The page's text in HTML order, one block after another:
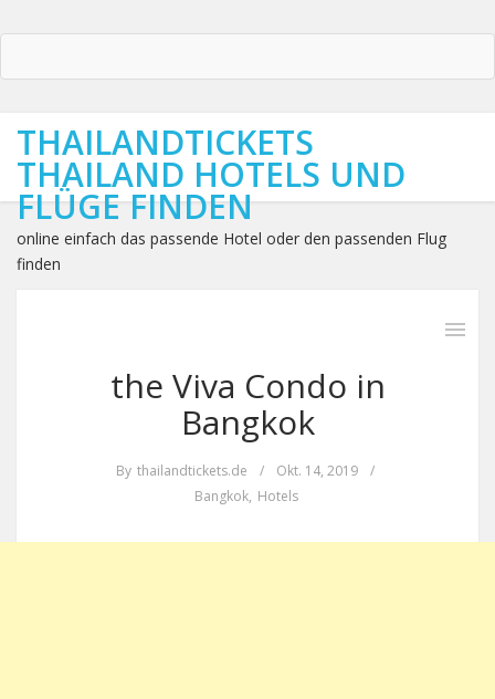
THAILANDTICKETS
THAILAND HOTELS UND
FLÜGE FINDEN
online einfach das passende Hotel oder den passenden Flug
finden
the Viva Condo in
Bangkok
By thailandtickets.de / Okt. 14, 2019
/
Bangkok, Hotels